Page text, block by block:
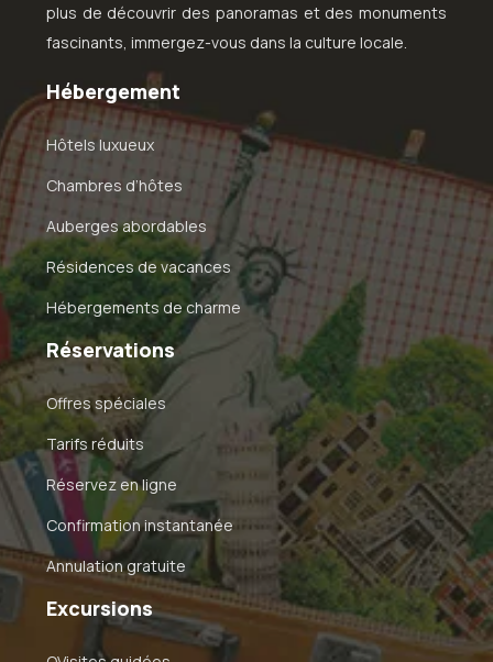
plus de découvrir des panoramas et des monuments
fascinants, immergez-vous dans la culture locale.
Hébergement
Hôtels luxueux
Chambres d’hôtes
Auberges abordables
Résidences de vacances
Hébergements de charme
Réservations
Offres spéciales
Tarifs réduits
Réservez en ligne
Confirmation instantanée
Annulation gratuite
Excursions